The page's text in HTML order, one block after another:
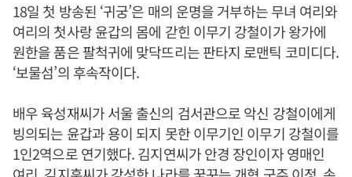
18일 첫 방송된 ‘귀궁’은 매의 운명을 거부하는 무녀 여리와
여리의 첫사랑 윤갑의 몸에 갇힌 이무기 강철이가 왕가에
원한을 품은 팔척귀에 맞닥뜨리는 판타지 로맨틱 코미디다.
‘보물섬’의 후속작이다.
배우 육성재씨가 서울 출신의 검서관으로 악신 강철이에게
빙의되는 윤갑과 용이 되지 못한 이무기인 이무기 강철이를
1인2역으로 연기했다. 김지연씨가 안경 장인이자 영매인